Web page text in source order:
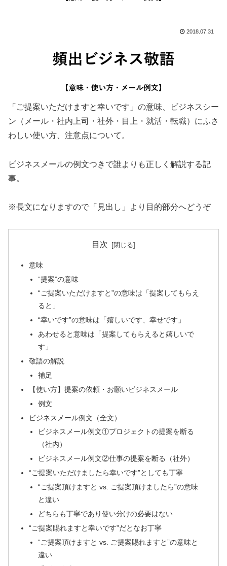
2018.07.31
「ご提案いただけますと幸いです」の意味、ビジネスシー
ン（メール・社内上司・社外・目上・就活・転職）にふさ
わしい使い方、注意点について。
ビジネスメールの例文つきで誰よりも正しく解説する記
事。
※長文になりますので「見出し」より目的部分へどうぞ
目次
意味
“提案”の意味
“ご提案いただけますと”の意味は「提案してもらえ
ると」
“幸いです”の意味は「嬉しいです、幸せです」
あわせると意味は「提案してもらえると嬉しいで
す」
敬語の解説
補足
【使い方】提案の依頼・お願いビジネスメール
例文
ビジネスメール例文（全文）
ビジネスメール例文①プロジェクトの提案を断る
（社内）
ビジネスメール例文②仕事の提案を断る（社外）
“ご提案いただけましたら幸いです”としても丁寧
“ご提案頂けますと vs. ご提案頂けましたら”の意味
と違い
どちらも丁寧であり使い分けの必要はない
“ご提案賜れますと幸いです”だとなお丁寧
“ご提案頂けますと vs. ご提案賜れますと”の意味と
違い